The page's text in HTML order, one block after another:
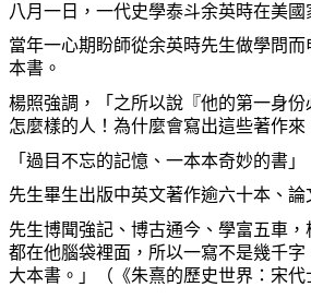
八月一日，一代史學泰斗余英時在美
當年一心期盼師從余英時先生做學問
本書。
楊照強調，「之所以說『他的第一身
怎麼樣的人！為什麼會寫出這些著作來
「過目不忘的記憶、一本本奇妙的書」
先生畢生出版中英文著作逾六十本、
先生博聞強記、博古通今、學富五車，
都在他腦袋裡面，所以一寫不是幾千
大本書。」（《朱熹的歷史世界：宋代